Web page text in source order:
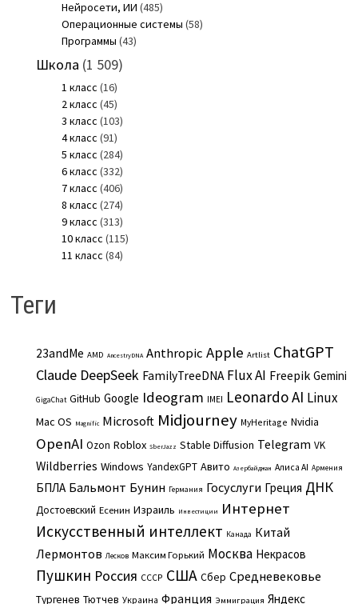
Нейросети, ИИ (485)
Операционные системы (58)
Программы (43)
Школа (1 509)
1 класс (16)
2 класс (45)
3 класс (103)
4 класс (91)
5 класс (284)
6 класс (332)
7 класс (406)
8 класс (274)
9 класс (313)
10 класс (115)
11 класс (84)
Теги
23andMe AMD AncestryDNA Anthropic Apple Artlist ChatGPT
Claude DeepSeek FamilyTreeDNA Flux AI Freepik Gemini
GigaChat GitHub Google Ideogram IMEI Leonardo AI Linux
Mac OS Magnific Microsoft Midjourney MyHeritage Nvidia
OpenAI Ozon Roblox SberJazz Stable Diffusion Telegram VK
Wildberries Windows YandexGPT Авито Азербайджан Алиса AI Армения
БПЛА Бальмонт Бунин Германия Госуслуги Греция ДНК
Достоевский Есенин Израиль Инвестиции Интернет
Искусственный интеллект Канада Китай
Лермонтов Лесков Максим Горький Москва Некрасов
Пушкин Россия СССР США Сбер Средневековье
Тургенев Тютчев Украина Франция Эммиграция Яндекс